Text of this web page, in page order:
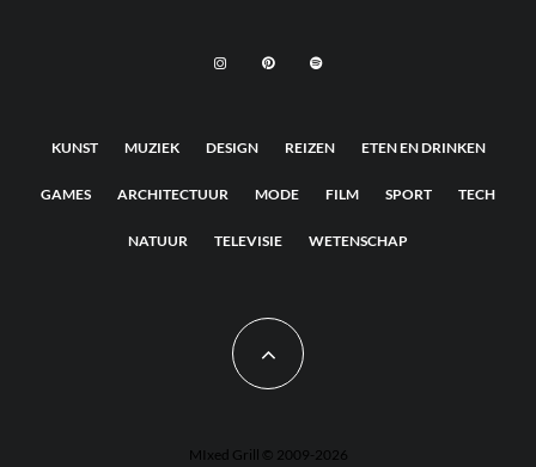
KUNST MUZIEK DESIGN REIZEN ETEN EN DRINKEN
GAMES ARCHITECTUUR MODE FILM SPORT TECH
NATUUR TELEVISIE WETENSCHAP
MIxed Grill © 2009-2026